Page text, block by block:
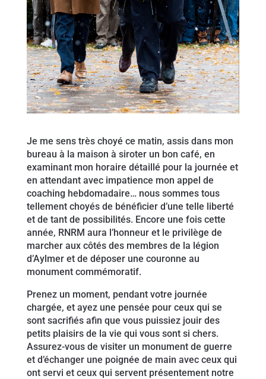
Je me sens très choyé ce matin, assis dans mon
bureau à la maison à siroter un bon café, en
examinant mon horaire détaillé pour la journée et
en attendant avec impatience mon appel de
coaching hebdomadaire… nous sommes tous
tellement choyés de bénéficier d’une telle liberté
et de tant de possibilités. Encore une fois cette
année, RNRM aura l’honneur et le privilège de
marcher aux côtés des membres de la légion
d’Aylmer et de déposer une couronne au
monument commémoratif.
Prenez un moment, pendant votre journée
chargée, et ayez une pensée pour ceux qui se
sont sacrifiés afin que vous puissiez jouir des
petits plaisirs de la vie qui vous sont si chers.
Assurez-vous de visiter un monument de guerre
et d’échanger une poignée de main avec ceux qui
ont servi et ceux qui servent présentement notre